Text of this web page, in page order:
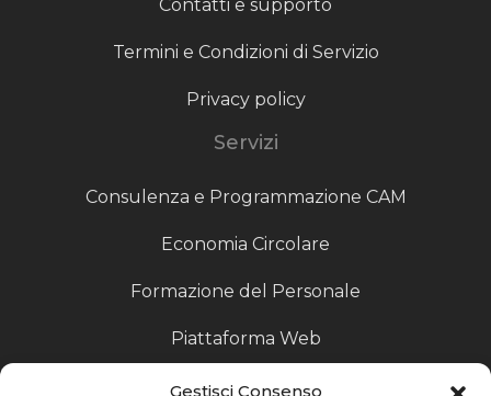
Gestisci Consenso
Contatti e supporto
Termini e Condizioni di Servizio
Privacy policy
Servizi
Consulenza e Programmazione CAM
Economia Circolare
Formazione del Personale
Piattaforma Web
Scouting fornitori